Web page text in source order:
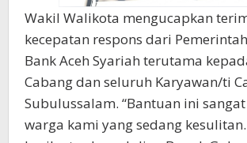
Wakil Walikota mengucapkan
kecepatan respons dari
Bank Aceh Syariah terutama
Cabang dan seluruh Karyawan/ti
Subulussalam. “Bantuan ini
warga kami yang sedang